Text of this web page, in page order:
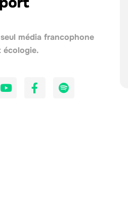
média francophone
écologie.